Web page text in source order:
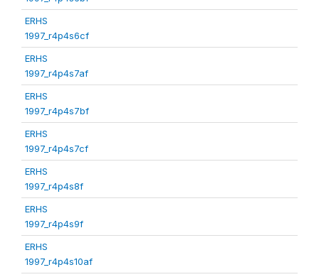
ERHS
1997_r4p4s6cf
ERHS
1997_r4p4s7af
ERHS
1997_r4p4s7bf
ERHS
1997_r4p4s7cf
ERHS
1997_r4p4s8f
ERHS
1997_r4p4s9f
ERHS
1997_r4p4s10af